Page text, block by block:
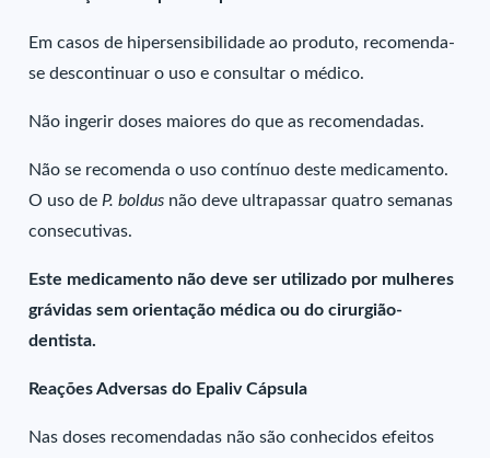
Em casos de hipersensibilidade ao produto, recomenda-
se descontinuar o uso e consultar o médico.
Não ingerir doses maiores do que as recomendadas.
Não se recomenda o uso contínuo deste medicamento.
O uso de P. boldus não deve ultrapassar quatro semanas
consecutivas.
Este medicamento não deve ser utilizado por mulheres
grávidas sem orientação médica ou do cirurgião-
dentista.
Reações Adversas do Epaliv Cápsula
Nas doses recomendadas não são conhecidos efeitos